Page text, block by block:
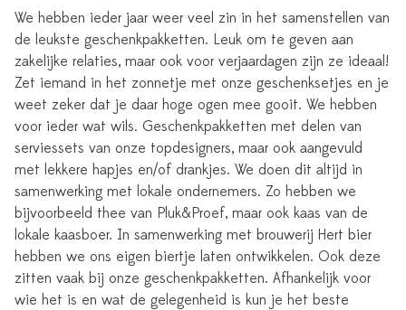
We hebben ieder jaar weer veel zin in het samenstellen van
de leukste geschenkpakketten. Leuk om te geven aan
zakelijke relaties, maar ook voor verjaardagen zijn ze ideaal!
Zet iemand in het zonnetje met onze geschenksetjes en je
weet zeker dat je daar hoge ogen mee gooit. We hebben
voor ieder wat wils. Geschenkpakketten met delen van
serviessets van onze topdesigners, maar ook aangevuld
met lekkere hapjes en/of drankjes. We doen dit altijd in
samenwerking met lokale ondernemers. Zo hebben we
bijvoorbeeld thee van Pluk&Proef, maar ook kaas van de
lokale kaasboer. In samenwerking met brouwerij Hert bier
hebben we ons eigen biertje laten ontwikkelen. Ook deze
zitten vaak bij onze geschenkpakketten. Afhankelijk voor
wie het is en wat de gelegenheid is kun je het beste